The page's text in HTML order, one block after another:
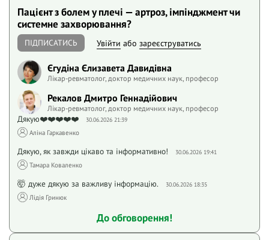
Пацієнт з болем у плечі — артроз, імпінджмент чи
системне захворювання?
ПІДПИСАТИСЬ Увійти або зареєструватись
Єгудіна Єлизавета Давидівна
Лікар-ревматолог, доктор медичних наук, професор
Рекалов Дмитро Геннадійович
Лікар-ревматолог, доктор медичних наук, професор
Дякую❤️❤️❤️❤️❤️ 30.06.2026 21:39
Аліна Гаркавенко
Дякую, як завжди цікаво та інформативно! 30.06.2026 19:41
Тамара Коваленко
🤯 дуже дякую за важливу інформацію. 30.06.2026 18:35
Лідія Гринюк
До обговорення!